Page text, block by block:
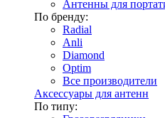
Антенны для
По бренду:
Radial
Anli
Diamond
Optim
Все производители
Аксессуары для антенн
По типу: